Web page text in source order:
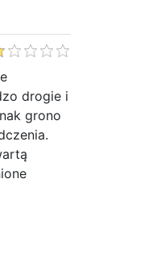
drogie i
grono